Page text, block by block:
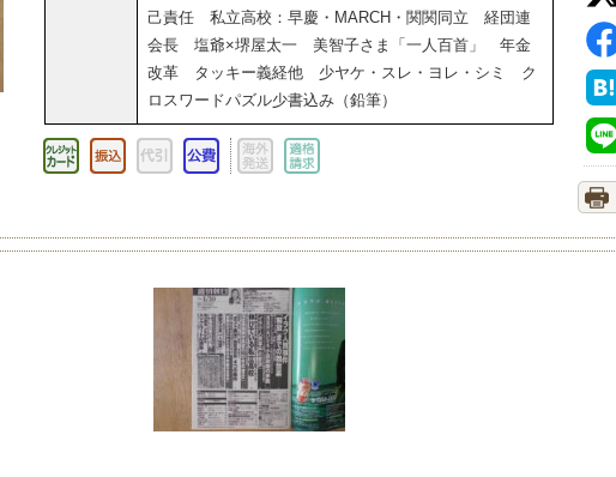
己責任 私立高校：早慶・MARCH・関関同立 経団連
会長 塩爺×堺屋太一 美智子さま「一人百首」 年金
改革 タッキー義経他 少ヤケ・スレ・ヨレ・シミ ク
ロスワードパズル少書込み（鉛筆）